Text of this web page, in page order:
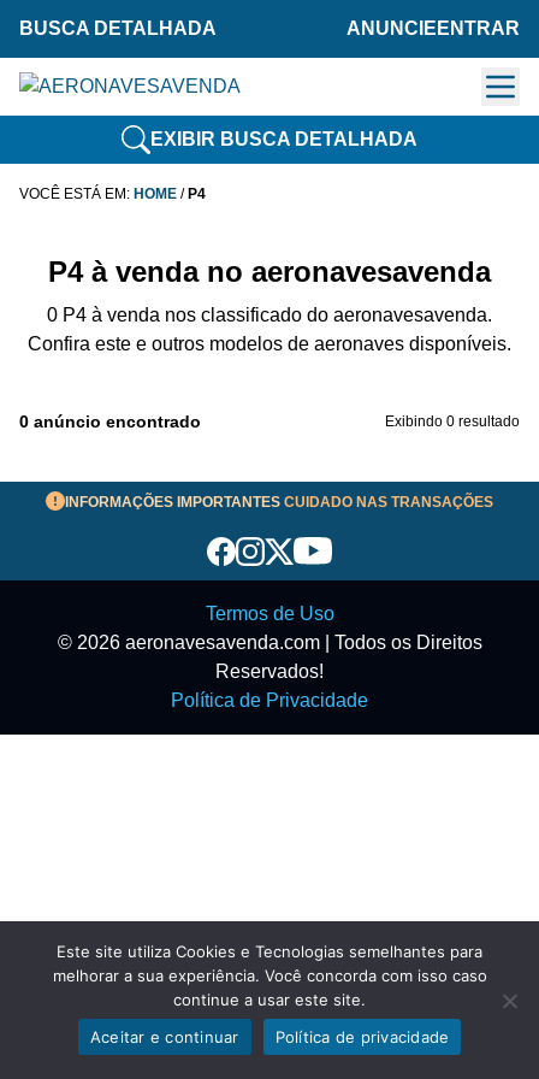
BUSCA DETALHADA ANUNCIE ENTRAR
EXIBIR BUSCA DETALHADA
Exibir filtros
VOCÊ ESTÁ EM: HOME / P4
P4 à venda no aeronavesavenda
0 P4 à venda nos classificado do aeronavesavenda.
Confira este e outros modelos de aeronaves disponíveis.
0 anúncio encontrado Exibindo 0 resultado
INFORMAÇÕES IMPORTANTES CUIDADO NAS TRANSAÇÕES
Termos de Uso
© 2026 aeronavesavenda.com | Todos os Direitos
Reservados!
Política de Privacidade
Este site utiliza Cookies e Tecnologias semelhantes para
melhorar a sua experiência. Você concorda com isso caso
continue a usar este site.
Aceitar e continuar
Política de privacidade